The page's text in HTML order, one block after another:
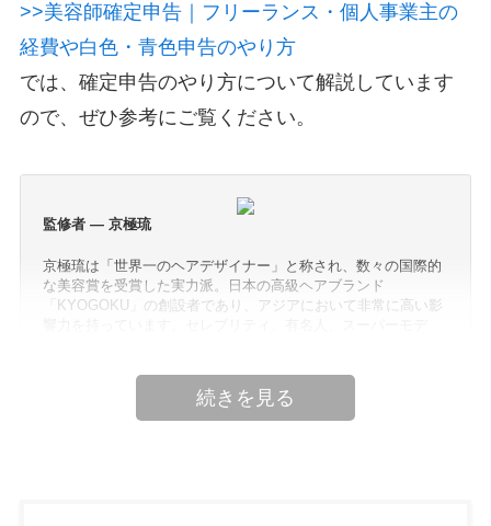
>>美容師確定申告｜フリーランス・個人事業主の
経費や白色・青色申告のやり方
では、確定申告のやり方について解説しています
ので、ぜひ参考にご覧ください。
監修者 — 京極琉
京極琉は「世界一のヘアデザイナー」と称され、数々の国際的
な美容賞を受賞した実力派。日本の高級ヘアブランド
「KYOGOKU」の創設者であり、アジアにおいて非常に高い影
パリ・ミラノ・東京コレクションでは公式ヘアディレクターを
務め、世界各国でプロ向けの美容技術セミナーにも招かれるな
ど、 その指導のもとアジアで10万人以上の美容師が一流の技術